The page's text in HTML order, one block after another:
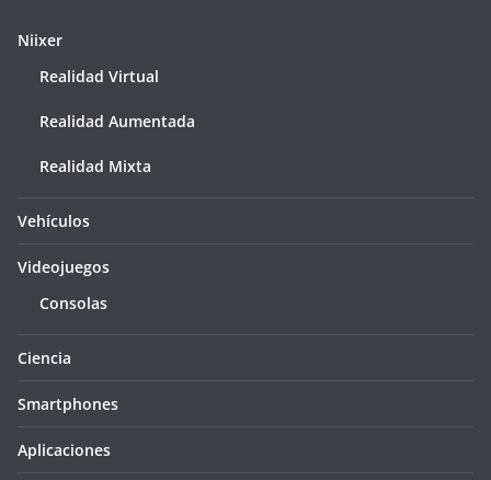
Niixer
Realidad Virtual
Realidad Aumentada
Realidad Mixta
Vehículos
Videojuegos
Consolas
Ciencia
Smartphones
Aplicaciones